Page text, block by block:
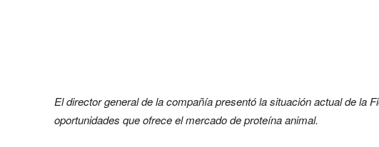
El director general de la compañía presentó la situación actual de la
oportunidades que ofrece el mercado de proteína animal.